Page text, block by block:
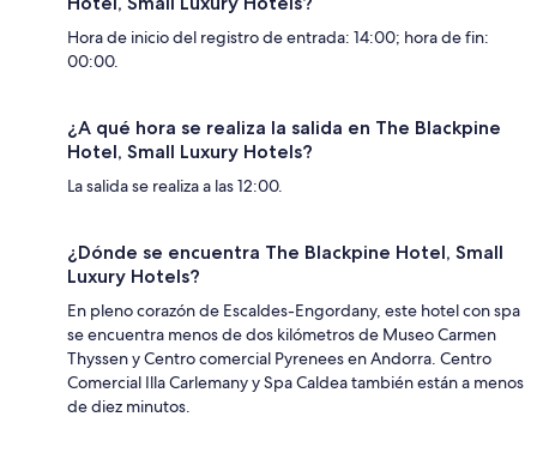
Hora de inicio del registro de entrada: 14:00; hora de fin:
00:00.
¿A qué hora se realiza la salida en The Blackpine
Hotel, Small Luxury Hotels?
La salida se realiza a las 12:00.
¿Dónde se encuentra The Blackpine Hotel, Small
Luxury Hotels?
En pleno corazón de Escaldes-Engordany, este hotel con spa
se encuentra menos de dos kilómetros de Museo Carmen
Thyssen y Centro comercial Pyrenees en Andorra. Centro
Comercial Illa Carlemany y Spa Caldea también están a menos
de diez minutos.